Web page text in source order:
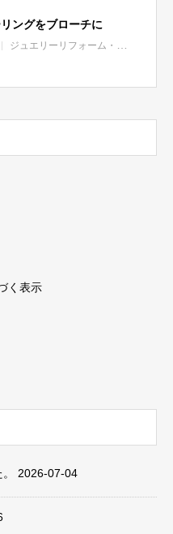
ングをブローチに
ジュエリーリフォーム・リモデル
く表示
2026-07-04